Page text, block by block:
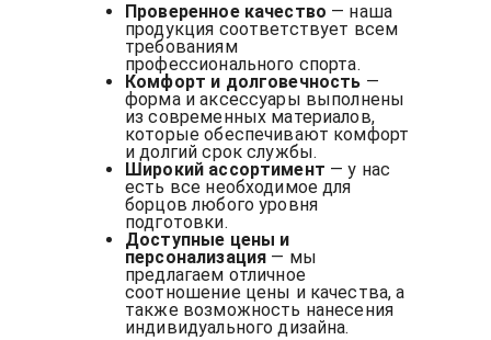
Проверенное качество — наша
продукция соответствует всем
требованиям
профессионального спорта.
Комфорт и долговечность —
форма и аксессуары выполнены
из современных материалов,
которые обеспечивают комфорт
и долгий срок службы.
Широкий ассортимент — у нас
есть все необходимое для
борцов любого уровня
подготовки.
Доступные цены и
персонализация — мы
предлагаем отличное
соотношение цены и качества, а
также возможность нанесения
индивидуального дизайна.